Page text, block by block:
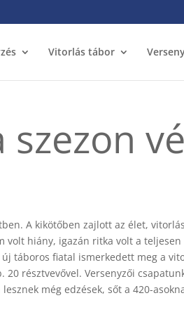
Vitorlás tábor
szezon
A kikötőben zajlott az élet,
hiány, igazán ritka volt a teljesen
táboros fiatal ismerkedett meg a
résztvevővel. Versenyzői
még edzések, sőt a 420-